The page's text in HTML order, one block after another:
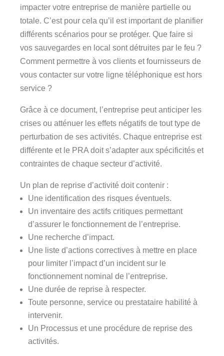
impacter votre entreprise de manière partielle ou
totale. C’est pour cela qu’il est important de planifier
différents scénarios pour se protéger. Que faire si
vos sauvegardes en local sont détruites par le feu ?
Comment permettre à vos clients et fournisseurs de
vous contacter sur votre ligne téléphonique est hors
service ?
Grâce à ce document, l’entreprise peut anticiper les
crises ou atténuer les effets négatifs de tout type de
perturbation de ses activités. Chaque entreprise est
différente et le PRA doit s’adapter aux spécificités et
contraintes de chaque secteur d’activité.
Un plan de reprise d’activité doit contenir :
Une identification des risques éventuels.
Un inventaire des actifs critiques permettant
d’assurer le fonctionnement de l’entreprise.
Une recherche d’impact.
Une liste d’actions correctives à mettre en place
pour limiter l’impact d’un incident sur le
fonctionnement nominal de l’entreprise.
Une durée de reprise à respecter.
Toute personne, service ou prestataire habilité à
intervenir.
Un Processus et une procédure de reprise des
activités.